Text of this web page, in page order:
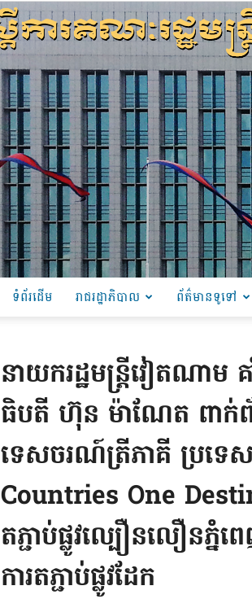
ទំព័រដើម រាជរដ្ឋាភិបាល ព័ត៌មានទូទៅ
នាយករដ្ឋមន្ត្រីវៀតណាម
ធិបតី ហ៊ុន ម៉ាណែត ពាក់ព័
ទេសចរណ៍ត្រីភាគី ប្រទ
Countries One
តភ្ជាប់ផ្លូវល្បឿនលឿនភ្
ការតភ្ជាប់ផ្លូវដែក